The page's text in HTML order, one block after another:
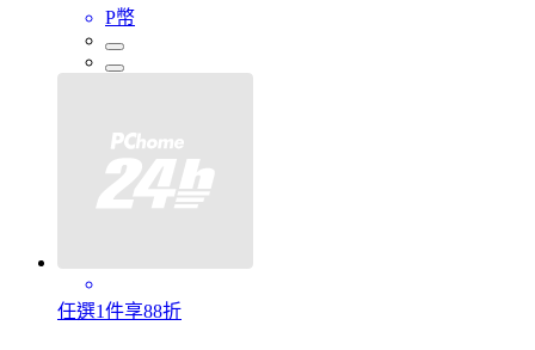
P幣
任選1件享88折